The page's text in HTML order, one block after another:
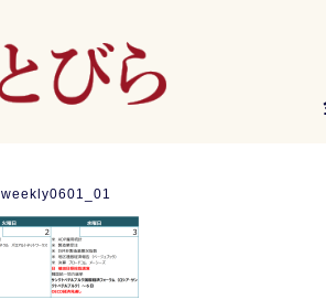
weekly0601_01